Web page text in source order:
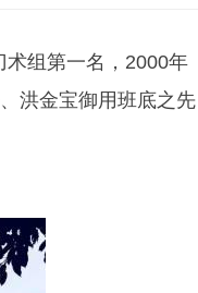
组第一名，2000年
洪金宝御用班底之先